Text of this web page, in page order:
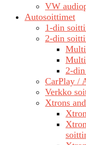
VW
Autosoittimet
1-din
2-din
2-
CarPlay /
Verkko
Xtrons